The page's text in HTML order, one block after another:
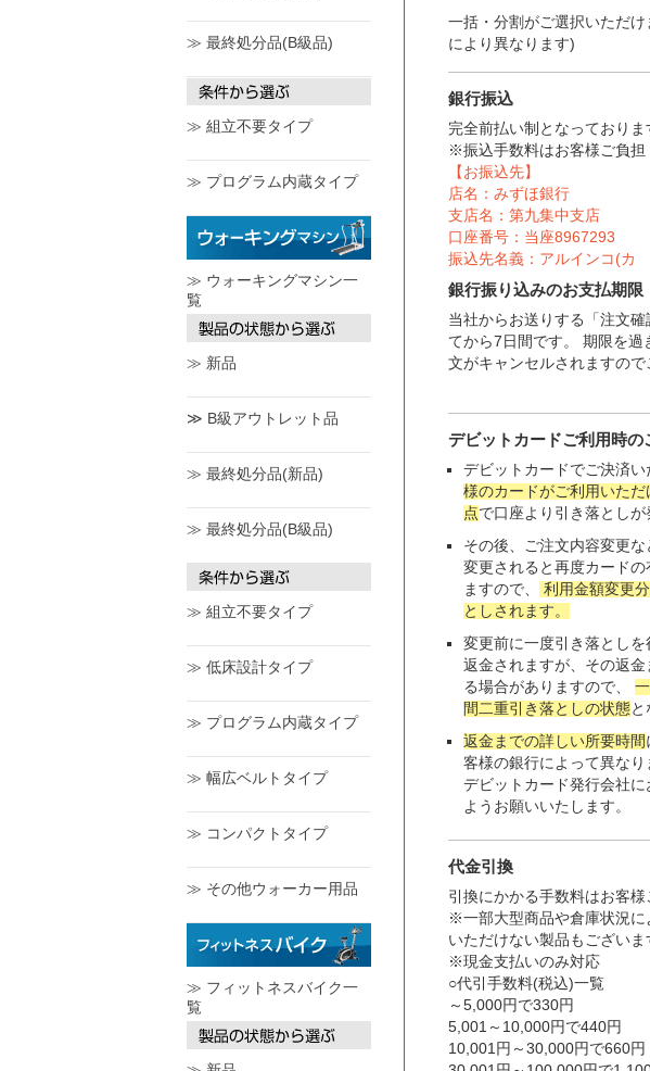
≫ 最終処分品(B級品)
≫ 組立不要タイプ
≫ プログラム内蔵タイプ
≫ ウォーキングマシン一
覧
≫ 新品
≫ B級アウトレット品
≫ 最終処分品(新品)
≫ 最終処分品(B級品)
≫ 組立不要タイプ
≫ 低床設計タイプ
≫ プログラム内蔵タイプ
≫ 幅広ベルトタイプ
≫ コンパクトタイプ
≫ その他ウォーカー用品
≫ フィットネスバイク一
覧
一括・分割がご選択いただ
により異なります)
銀行振込
完全前払い制となっておりま
※振込手数料はお客様ご負担
【お振込先】
店名：みずほ銀行
支店名：第九集中支店
口座番号：当座8967293
振込先名義：アルインコ(カ
銀行振り込みのお支払期限
当社からお送りする「注文
てから7日間です。 期限を過
文がキャンセルされますので
デビットカードご利用時の
デビットカードでご決済い
様のカードがご利用いた
点で口座より引き落としが
その後、ご注文内容変更
変更されると再度カードの
ますので、
利用金額変更
としされます。
変更前に一度引き落とし
返金されますが、その返
る場合がありますので、
間二重引き落としの状態と
返金までの詳しい所要時間
客様の銀行によって異な
デビットカード発行会社
ようお願いいたします。
代金引換
引換にかかる手数料はお客様
※一部大型商品や倉庫状況に
いただけない製品もございま
※現金支払いのみ対応
○代引手数料(税込)一覧
～5,000円で330円
5,001～10,000円で440円
10,001円～30,000円で660円